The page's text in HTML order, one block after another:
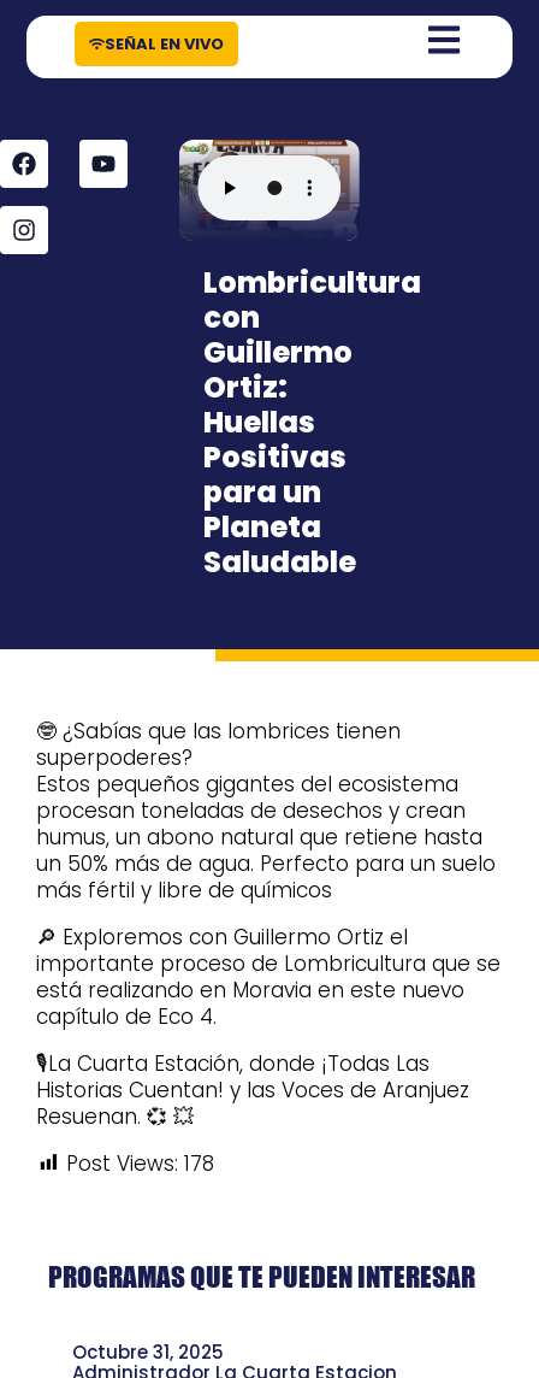
contenido
SEÑAL EN VIVO
Lombricultura
con
Guillermo
Ortiz:
Huellas
Positivas
para un
Planeta
Saludable
🤓 ¿Sabías que las lombrices tienen
superpoderes?
Estos pequeños gigantes del ecosistema
procesan toneladas de desechos y crean
humus, un abono natural que retiene hasta
un 50% más de agua. Perfecto para un suelo
más fértil y libre de químicos
🔎 Exploremos con Guillermo Ortiz el
importante proceso de Lombricultura que se
está realizando en Moravia en este nuevo
capítulo de Eco 4.
🎙️La Cuarta Estación, donde ¡Todas Las
Historias Cuentan! y las Voces de Aranjuez
Resuenan. 💞 💥
Post Views: 178
PROGRAMAS QUE TE PUEDEN INTERESAR
Octubre 31, 2025
Administrador La Cuarta Estacion